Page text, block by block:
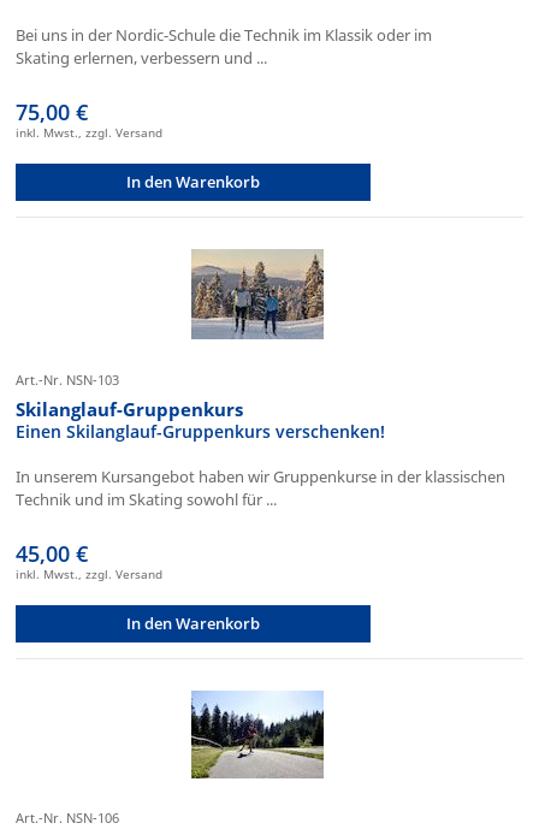
Bei uns in der Nordic-Schule die Technik im Klassik oder im
Skating erlernen, verbessern und ...
75,00 €
inkl. Mwst., zzgl. Versand
In den Warenkorb
Art.-Nr. NSN-103
Skilanglauf-Gruppenkurs
Einen Skilanglauf-Gruppenkurs verschenken!
In unserem Kursangebot haben wir Gruppenkurse in der klassischen
Technik und im Skating sowohl für ...
45,00 €
inkl. Mwst., zzgl. Versand
In den Warenkorb
Art.-Nr. NSN-106